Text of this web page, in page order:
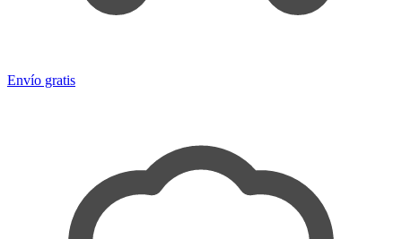
Envío gratis